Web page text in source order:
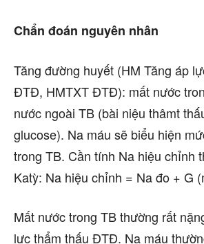
Chẩn đoán nguyên nhân
Tăng đường huyết (HM Tăng áp
ĐTĐ, HMTXT ĐTĐ): mất nước
nước ngoài TB (bài niệu thâmt
glucose). Na máu sẽ biểu hiện
trong TB. Cần tính Na hiệu chỉnh
Katỳ: Na hiệu chỉnh = Na đo + G
Mất nước trong TB thường rất
lực thẩm thấu ĐTĐ. Na máu